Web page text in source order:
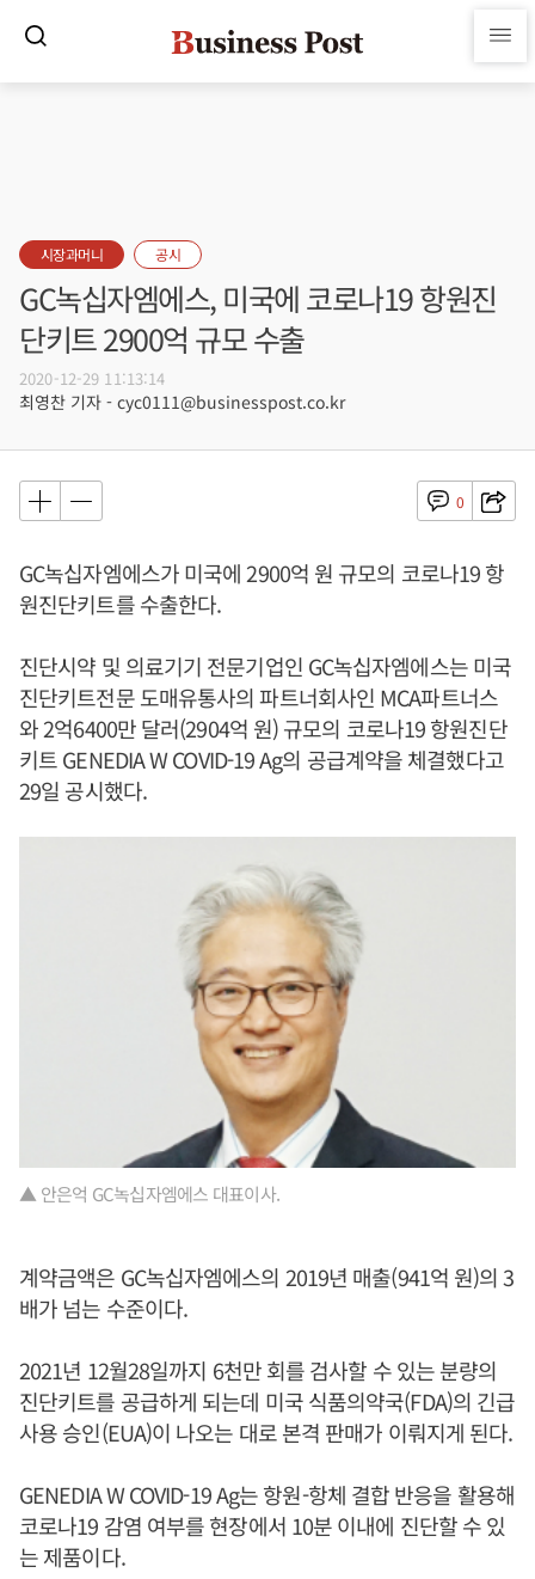
시장과머니 공시
GC녹십자엠에스, 미국에 코로나19 항원진
단키트 2900억 규모 수출
2020-12-29 11:13:14
최영찬 기자 - cyc0111@businesspost.co.kr
0
GC녹십자엠에스가 미국에 2900억 원 규모의 코로나19 항
원진단키트를 수출한다.
진단시약 및 의료기기 전문기업인 GC녹십자엠에스는 미국
진단키트전문 도매유통사의 파트너회사인 MCA파트너스
와 2억6400만 달러(2904억 원) 규모의 코로나19 항원진단
키트 GENEDIA W COVID-19 Ag의 공급계약을 체결했다고
29일 공시했다.
▲ 안은억 GC녹십자엠에스 대표이사.
계약금액은 GC녹십자엠에스의 2019년 매출(941억 원)의 3
배가 넘는 수준이다.
2021년 12월28일까지 6천만 회를 검사할 수 있는 분량의
진단키트를 공급하게 되는데 미국 식품의약국(FDA)의 긴급
사용 승인(EUA)이 나오는 대로 본격 판매가 이뤄지게 된다.
GENEDIA W COVID-19 Ag는 항원-항체 결합 반응을 활용해
코로나19 감염 여부를 현장에서 10분 이내에 진단할 수 있
는 제품이다.